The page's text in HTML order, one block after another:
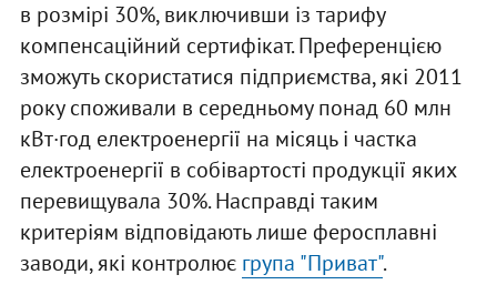
в розмірі 30%, виключивши із тарифу
компенсаційний сертифікат. Преференцією
зможуть скористатися підприємства, які 2011
року споживали в середньому понад 60 млн
кВт·год електроенергії на місяць і частка
електроенергії в собівартості продукції яких
перевищувала 30%. Насправді таким
критеріям відповідають лише феросплавні
заводи, які контролює група "Приват".